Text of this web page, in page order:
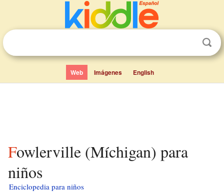
Web Imágenes English
Fowlerville (Míchigan) para
niños
Enciclopedia para niños